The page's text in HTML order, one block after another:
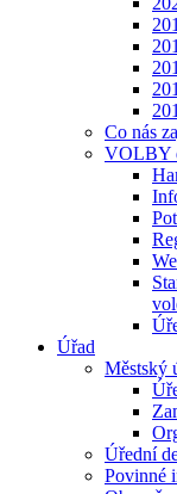
Co nás
VOLBY
Úřad
Městský
Úřední
Povinné